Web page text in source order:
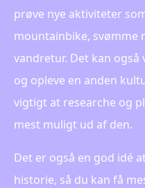
prøve nye aktiviteter
mountainbike, svømme
vandretur. Det kan
og opleve en anden
vigtigt at researche og
mest muligt ud af den.
Det er også en god idé
historie, så du kan få